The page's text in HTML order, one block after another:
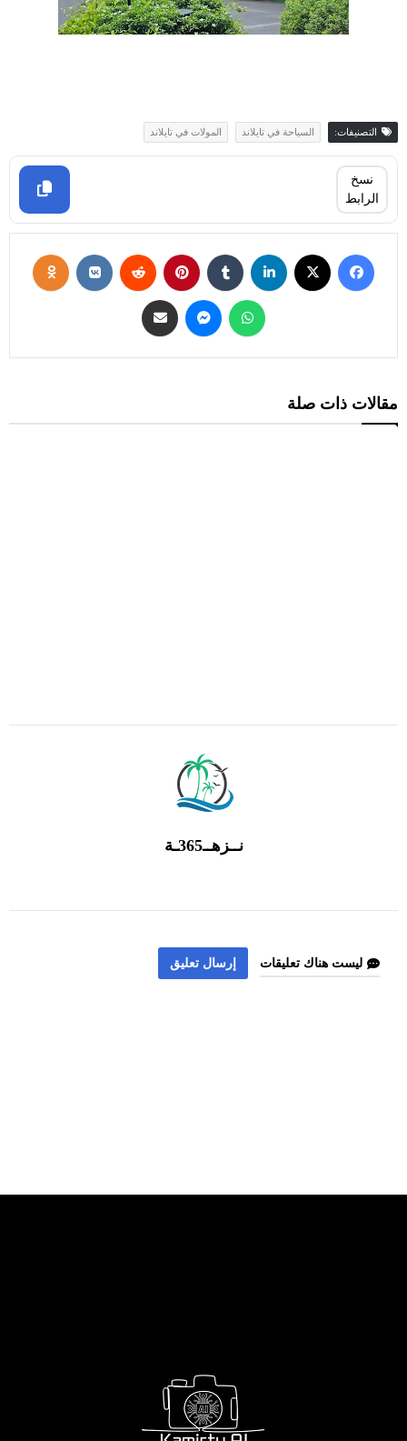
التصنيفات: السياحة في تايلاند المولات في تايلاند
نسخ
الرابط
مقالات ذات صلة
نــزهــ365ـة
ليست هناك تعليقات إرسال تعليق